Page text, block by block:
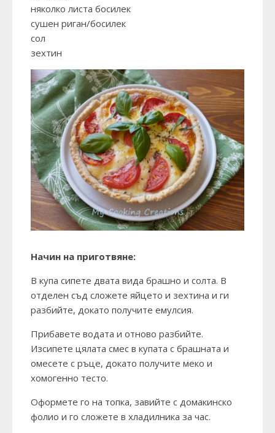
няколко листа босилек
сушен риган/босилек
сол
зехтин
Начин на приготвяне:
В купа сипете двата вида брашно и солта. В
отделен съд сложете яйцето и зехтина и ги
разбийте, докато получите емулсия.
Прибавете водата и отново разбийте.
Изсипете цялата смес в купата с брашната и
омесете с ръце, докато получите меко и
хомогенно тесто.
Оформете го на топка, завийте с домакинско
фолио и го сложете в хладилника за час.